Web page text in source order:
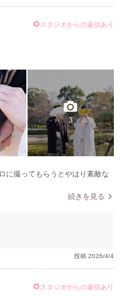
スタジオからの返信あり
3
に撮ってもらうとやはり素敵な
続きを見る
投稿 2026/4/4
スタジオからの返信あり